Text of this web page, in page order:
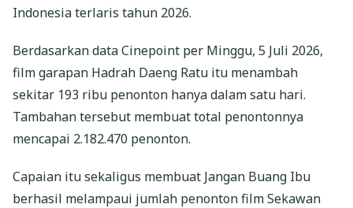
Indonesia terlaris tahun 2026.
Berdasarkan data Cinepoint per Minggu, 5 Juli 2026,
film garapan Hadrah Daeng Ratu itu menambah
sekitar 193 ribu penonton hanya dalam satu hari.
Tambahan tersebut membuat total penontonnya
mencapai 2.182.470 penonton.
Capaian itu sekaligus membuat Jangan Buang Ibu
berhasil melampaui jumlah penonton film Sekawan